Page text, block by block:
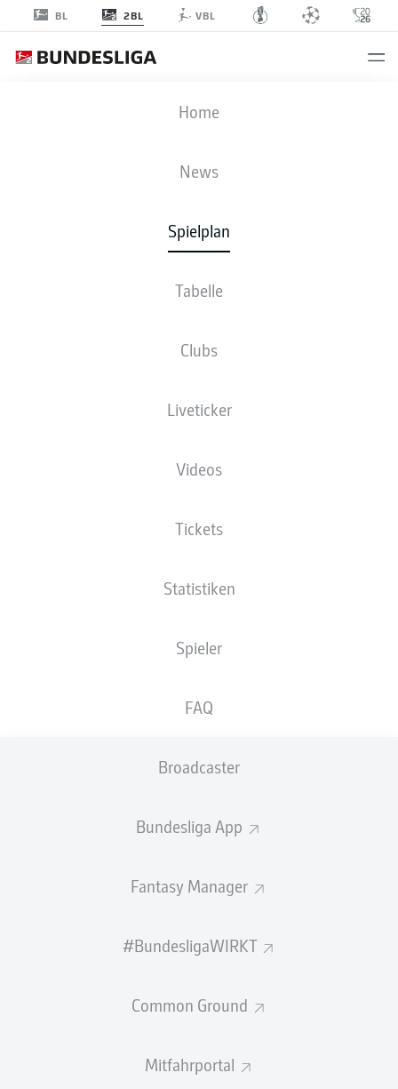
BL 2BL VBL
Home
News
Spielplan
Tabelle
Clubs
Liveticker
Videos
Tickets
Statistiken
Spieler
FAQ
Broadcaster
Bundesliga App
Fantasy Manager
#BundesligaWIRKT
Common Ground
Mitfahrportal
SVD
0 2
AUFSTELLUNGEN